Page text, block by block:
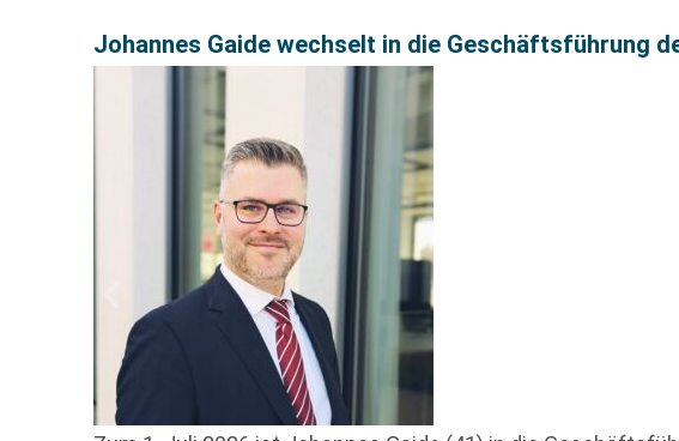
Johannes Gaide wechselt in die Geschäftsführung